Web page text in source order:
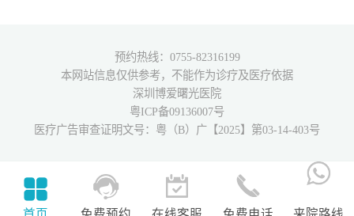
预约热线：0755-82316199
本网站信息仅供参考，不能作为诊疗及医疗依据
深圳博爱曙光医院
粤ICP备09136007号
医疗广告审查证明文号：粤（B）广【2025】第03-14-403号